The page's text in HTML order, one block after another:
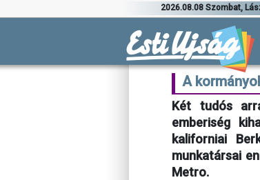
2026.08.08 Szombat,
A
Két tudós
emberiség
kaliforniai
munkatársai
Metro.